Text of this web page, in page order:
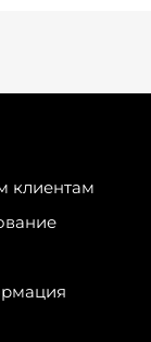
клиентам